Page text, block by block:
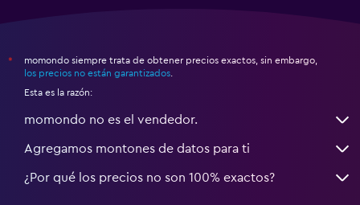
*
momondo siempre trata de obtener precios exactos, sin embargo,
los precios no están garantizados
Esta es la razón:
momondo no es el vendedor.
Agregamos montones de datos para ti
¿Por qué los precios no son 100% exactos?